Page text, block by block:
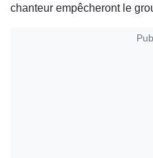
chanteur empêcheront le